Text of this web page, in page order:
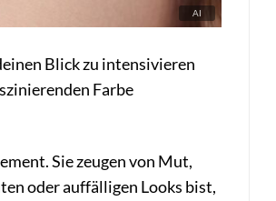
Blick zu intensivieren
Farbe
Sie zeugen von Mut,
oder auffälligen Looks bist,